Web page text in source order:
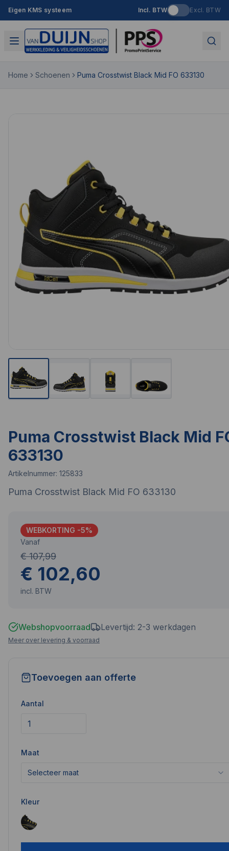
Eigen KMS systeem Incl. BTW Excl. BTW
Home Schoenen Puma Crosstwist Black Mid FO 633130
Puma Crosstwist Black Mid
633130
Artikelnummer: 125833
Puma Crosstwist Black Mid FO 633130
WEBKORTING -5%
Vanaf
€ 107,99
€ 102,60
incl. BTW
Webshopvoorraad Levertijd: 2-3 werkdagen
Meer over levering & voorraad
Toevoegen aan offerte
Aantal
Maat
Selecteer maat
Kleur